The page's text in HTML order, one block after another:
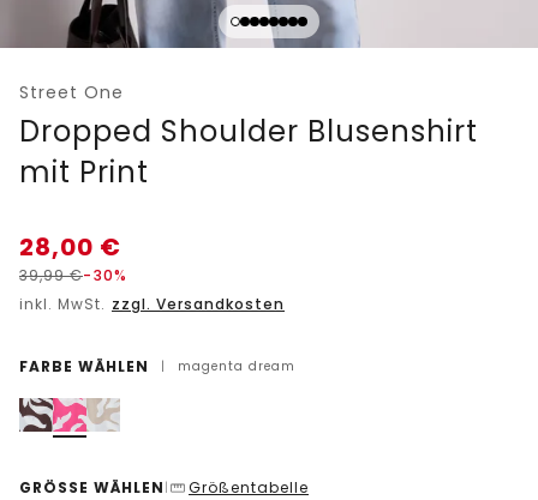
Street One
Dropped Shoulder Blusenshirt
mit Print
28,00 €
39,99€-30%
inkl. MwSt. zzgl. Versandkosten
FARBE WÄHLEN | magenta dream
GRÖSSE WÄHLEN | Größentabelle